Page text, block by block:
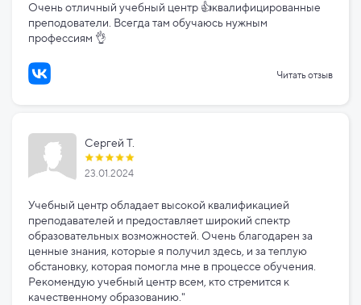
Очень отличный учебный центр 👍квалифицированные
преподователи. Всегда там обучаюсь нужным
профессиям 👌
Читать отзыв
Сергей Т.
23.01.2024
Учебный центр обладает высокой квалификацией
преподавателей и предоставляет широкий спектр
образовательных возможностей. Очень благодарен за
ценные знания, которые я получил здесь, и за теплую
обстановку, которая помогла мне в процессе обучения.
Рекомендую учебный центр всем, кто стремится к
качественному образованию."